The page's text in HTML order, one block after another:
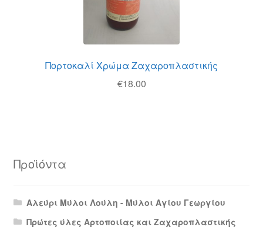
Πορτοκαλί Χρώμα Ζαχαροπλαστικής
€18.00
Προϊόντα
Αλεύρι Μύλοι Λούλη - Μύλοι Αγίου Γεωργίου
Πρώτες ύλες Αρτοποιίας και Ζαχαροπλαστικής